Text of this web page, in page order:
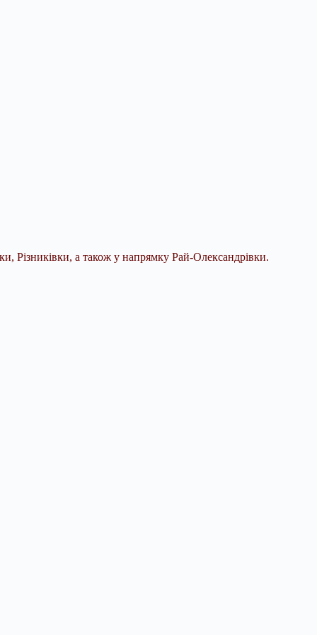
Різниківки, а також у напрямку Рай-Олександрівки.